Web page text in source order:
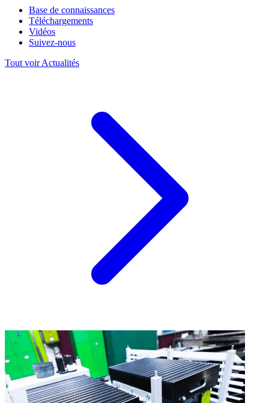
Base de connaissances
Téléchargements
Vidéos
Suivez-nous
Tout voir Actualités